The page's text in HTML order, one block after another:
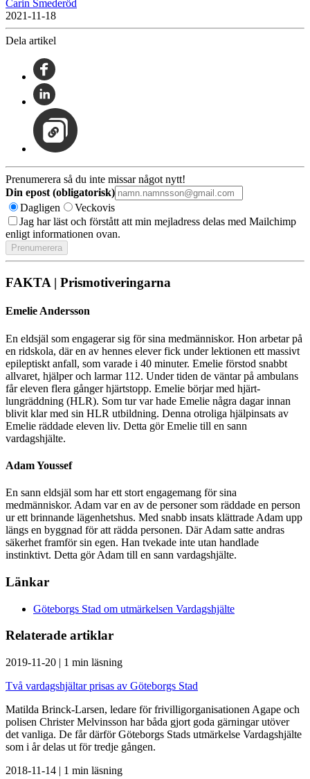
Carin Smederöd
2021-11-18
Dela artikel
Prenumerera så du inte missar något nytt!
Din epost (obligatorisk)
Dagligen
Veckovis
Jag har läst och förstått att min mejladress delas med Mailchimp
enligt informationen ovan.
FAKTA | Prismotiveringarna
Emelie Andersson
En eldsjäl som engagerar sig för sina medmänniskor. Hon arbetar på
en ridskola, där en av hennes elever fick under lektionen ett massivt
epileptiskt anfall, som varade i 40 minuter. Emelie förstod snabbt
allvaret, hjälper och larmar 112. Under tiden de väntar på ambulans
får eleven flera gånger hjärtstopp. Emelie börjar med hjärt-
lungräddning (HLR). Som tur var hade Emelie några dagar innan
blivit klar med sin HLR utbildning. Denna otroliga hjälpinsats av
Emelie räddade eleven liv. Detta gör Emelie till en sann
vardagshjälte.
Adam Youssef
En sann eldsjäl som har ett stort engagemang för sina
medmänniskor. Adam var en av de personer som räddade en person
ur ett brinnande lägenhetshus. Med snabb insats klättrade Adam upp
längs en byggnad för att rädda personen. Där Adam satte andras
säkerhet framför sin egen. Han tvekade inte utan handlade
instinktivt. Detta gör Adam till en sann vardagshjälte.
Länkar
Göteborgs Stad om utmärkelsen Vardagshjälte
Relaterade artiklar
2019-11-20 | 1 min läsning
Två vardagshjältar prisas av Göteborgs Stad
Matilda Brinck-Larsen, ledare för frivilligorganisationen Agape och
polisen Christer Melvinsson har båda gjort goda gärningar utöver
det vanliga. De får därför Göteborgs Stads utmärkelse Vardagshjälte
som i år delas ut för tredje gången.
2018-11-14 | 1 min läsning